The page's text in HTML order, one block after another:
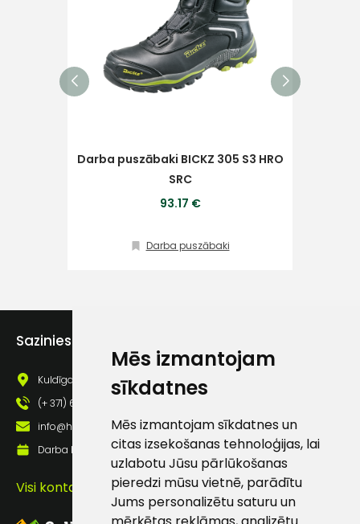
Mēs izmantojam
sīkdatnes
Mēs izmantojam sīkdatnes un
citas izsekošanas tehnoloģijas, lai
uzlabotu Jūsu pārlūkošanas
pieredzi mūsu vietnē, parādītu
Jums personalizētu saturu un
Darba puszābaki BICKZ 305 S3 HRO
SRC
93.17 €
Darba puszābaki
Sazinies ar mums
Kuldīgas iela 69a, Saldus, Saldus nov., LV - 3801
(+ 371) 63 881 186
info@hards.lv
Darba laiks: Darbadienās: 8:00 - 17:00
Visi kontakti
Piekrītu SIA Hards
lietošanas noteikumiem
Piekrītu saņemt
Klientu
atbalsts
info@hards.lv